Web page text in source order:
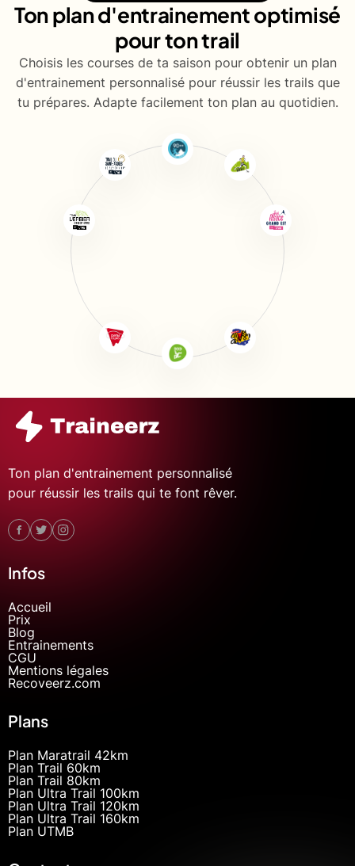
Ton plan d'entrainement optimisé
pour ton trail
Choisis les courses de ta saison pour obtenir un plan
d'entrainement personnalisé pour réussir les trails que
tu prépares. Adapte facilement ton plan au quotidien.
Ton plan d'entrainement personnalisé
pour réussir les trails qui te font rêver.
Infos
Accueil
Prix
Blog
Entrainements
CGU
Mentions légales
Recoveerz.com
Plans
Plan Maratrail 42km
Plan Trail 60km
Plan Trail 80km
Plan Ultra Trail 100km
Plan Ultra Trail 120km
Plan Ultra Trail 160km
Plan UTMB